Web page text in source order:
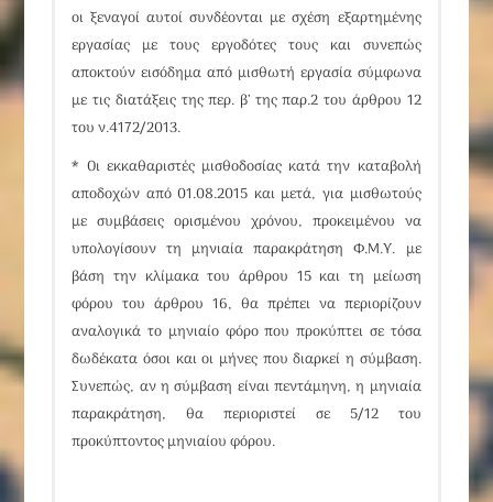
οι ξεναγοί αυτοί συνδέονται με σχέση εξαρτημένης
εργασίας με τους εργοδότες τους και συνεπώς
αποκτούν εισόδημα από μισθωτή εργασία σύμφωνα
με τις διατάξεις της περ. β’ της παρ.2 του άρθρου 12
τουν.4172/2013.
* Οι εκκαθαριστές μισθοδοσίας κατά την καταβολή
αποδοχών από 01.08.2015 και μετά, για μισθωτούς
με συμβάσειςορισμένου χρόνου, προκειμένου να
υπολογίσουν τη μηνιαία παρακράτηση Φ.Μ.Υ. με
βάση την κλίμακα του άρθρου 15και τη μείωση
φόρου τουάρθρου 16, θα πρέπει να περιορίζουν
αναλογικά το μηνιαίο φόρο που προκύπτει σε τόσα
δωδέκατα όσοι και οι μήνες που διαρκεί η σύμβαση.
Συνεπώς, αν η σύμβαση είναι πεντάμηνη, η μηνιαία
παρακράτηση, θα περιοριστεί σε 5/12 του
προκύπτοντος μηνιαίου φόρου.